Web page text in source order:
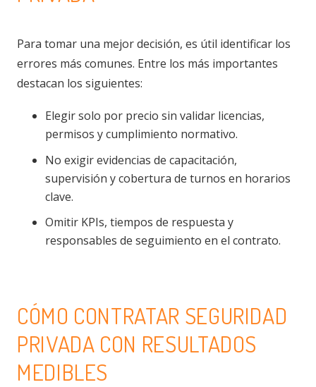
Para tomar una mejor decisión, es útil identificar los
errores más comunes. Entre los más importantes
destacan los siguientes:
Elegir solo por precio sin validar licencias,
permisos y cumplimiento normativo.
No exigir evidencias de capacitación,
supervisión y cobertura de turnos en horarios
clave.
Omitir KPIs, tiempos de respuesta y
responsables de seguimiento en el contrato.
CÓMO CONTRATAR SEGURIDAD
PRIVADA CON RESULTADOS
MEDIBLES